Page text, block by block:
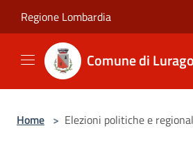
Regione Lombardia
Comune di
Home > Elezioni politiche e